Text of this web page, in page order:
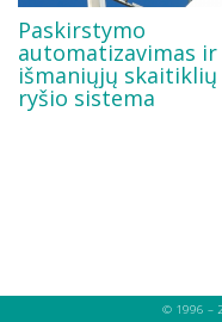
Paskirstymo
automatizavimas ir
išmaniųjų skaitiklių
ryšio sistema
© 1996 –